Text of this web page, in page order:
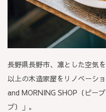
長野県長野市、凛とした空気
以上の木造家屋をリノベーシ
and MORNING SHOP（ピー
プ）」。